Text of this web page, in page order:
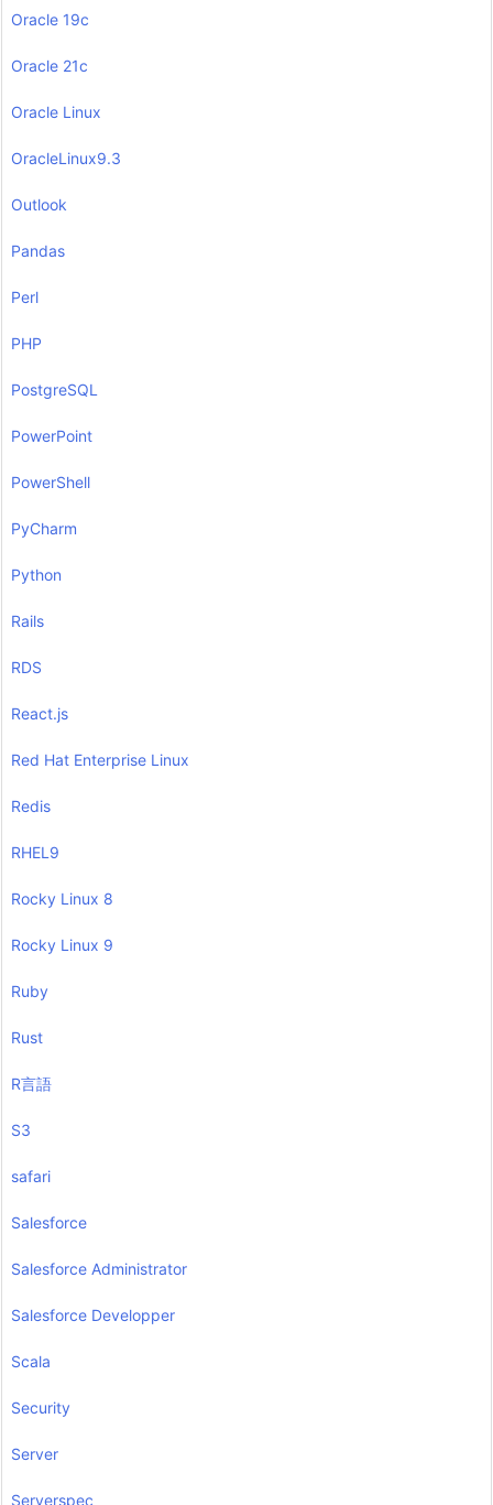
Oracle 19c
Oracle 21c
Oracle Linux
OracleLinux9.3
Outlook
Pandas
Perl
PHP
PostgreSQL
PowerPoint
PowerShell
PyCharm
Python
Rails
RDS
React.js
Red Hat Enterprise Linux
Redis
RHEL9
Rocky Linux 8
Rocky Linux 9
Ruby
Rust
R言語
S3
safari
Salesforce
Salesforce Administrator
Salesforce Developper
Scala
Security
Server
Serverspec